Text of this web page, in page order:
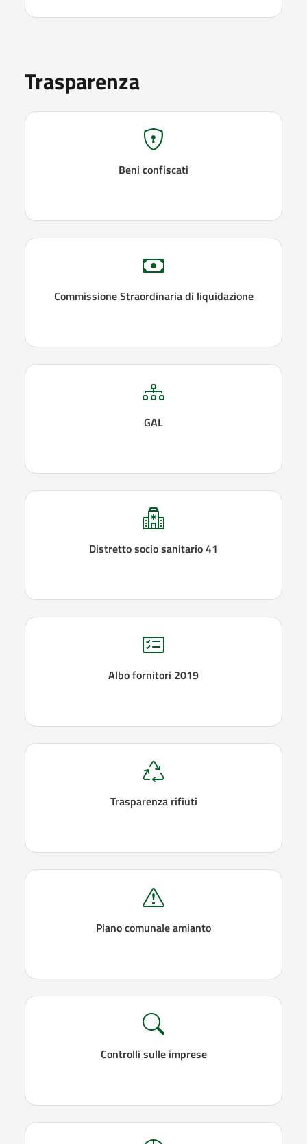
Trasparenza
Beni confiscati
Commissione Straordinaria di liquidazione
GAL
Distretto socio sanitario 41
Albo fornitori 2019
Trasparenza rifiuti
Piano comunale amianto
Controlli sulle imprese